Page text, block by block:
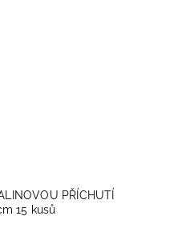
PŘÍCHUTÍ
15 kusů